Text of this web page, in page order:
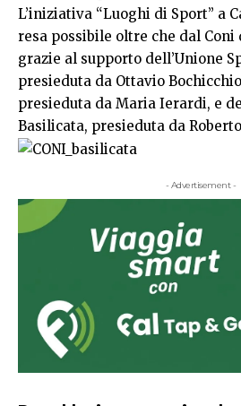
L’iniziativa “Luoghi di Sport” a
resa possibile oltre che dal Coni
grazie al supporto dell’Unione
presieduta da Ottavio
presieduta da Maria Ierardi, e
Basilicata, presieduta da
- Advertisement -